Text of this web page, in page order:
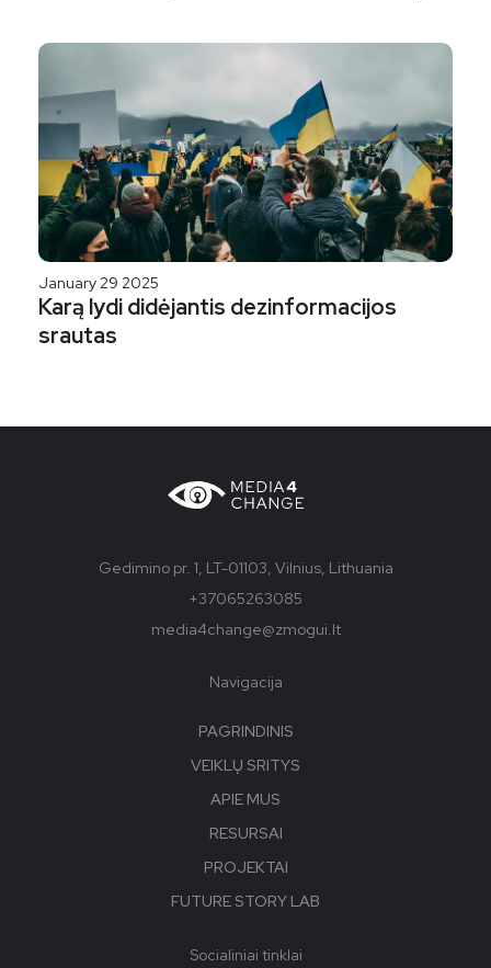
January 29 2025
Karą lydi didėjantis dezinformacijos
srautas
Gedimino pr. 1, LT-01103, Vilnius, Lithuania
+37065263085
media4change@zmogui.lt
Navigacija
PAGRINDINIS
VEIKLŲ SRITYS
APIE MUS
RESURSAI
PROJEKTAI
FUTURE STORY LAB
Socialiniai tinklai